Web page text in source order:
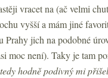
vracet na (ač velmi
vyšší a mám jiné
Prahy jich na podobné
moc není). Taky je tam
hodně podivný mi